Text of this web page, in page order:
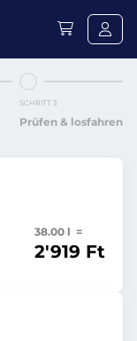
SCHRITT 3
Prüfen & losfahren
38.00 l =
2'919 Ft